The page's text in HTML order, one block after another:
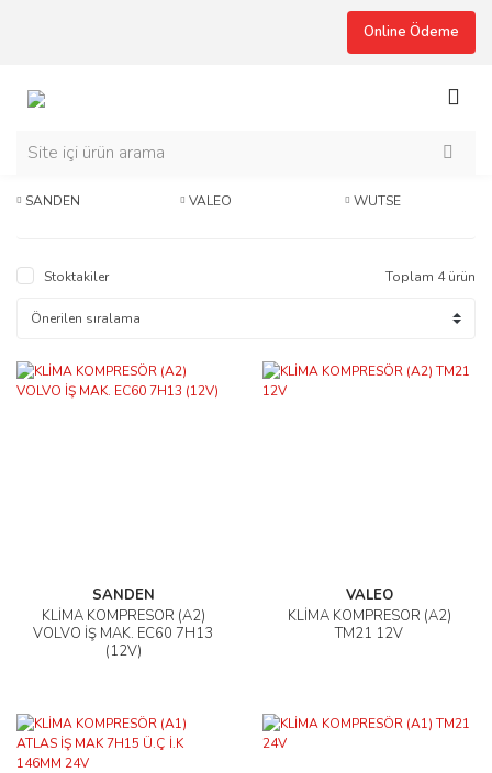
Online Ödeme
SANDEN VALEO WUTSE
Stoktakiler Toplam 4 ürün
SANDEN
KLİMA KOMPRESÖR (A2)
VOLVO İŞ MAK. EC60 7H13
(12V)
VALEO
KLİMA KOMPRESÖR (A2)
TM21 12V